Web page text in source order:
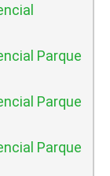
Parque
Parque
Parque